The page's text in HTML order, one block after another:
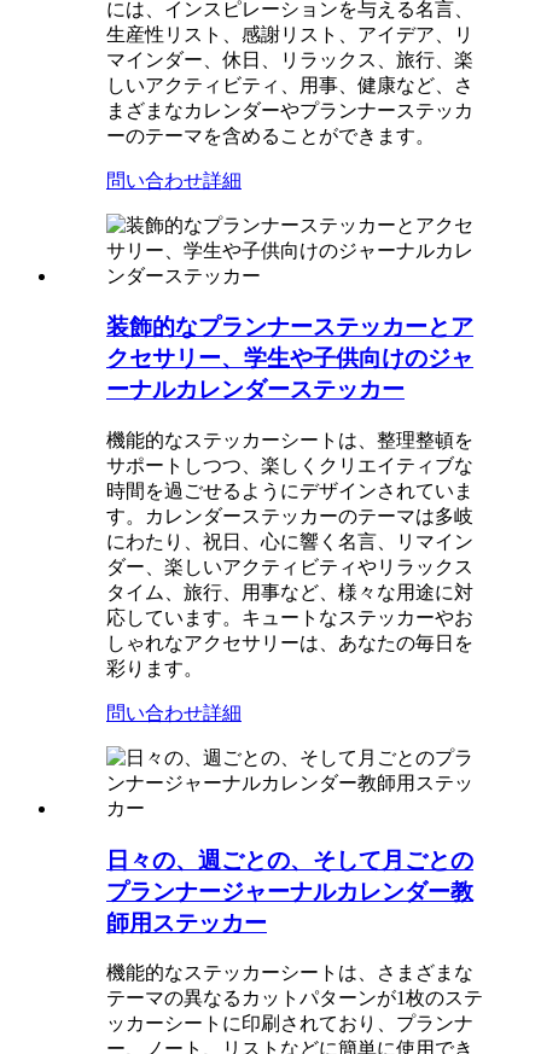
には、インスピレーションを与える名言、
生産性リスト、感謝リスト、アイデア、リ
マインダー、休日、リラックス、旅行、楽
しいアクティビティ、用事、健康など、さ
まざまなカレンダーやプランナーステッカ
ーのテーマを含めることができます。
問い合わせ詳細
装飾的なプランナーステッカーとア
クセサリー、学生や子供向けのジャ
ーナルカレンダーステッカー
機能的なステッカーシートは、整理整頓を
サポートしつつ、楽しくクリエイティブな
時間を過ごせるようにデザインされていま
す。カレンダーステッカーのテーマは多岐
にわたり、祝日、心に響く名言、リマイン
ダー、楽しいアクティビティやリラックス
タイム、旅行、用事など、様々な用途に対
応しています。キュートなステッカーやお
しゃれなアクセサリーは、あなたの毎日を
彩ります。
問い合わせ詳細
日々の、週ごとの、そして月ごとの
プランナージャーナルカレンダー教
師用ステッカー
機能的なステッカーシートは、さまざまな
テーマの異なるカットパターンが1枚のステ
ッカーシートに印刷されており、プランナ
ー、ノート、リストなどに簡単に使用でき